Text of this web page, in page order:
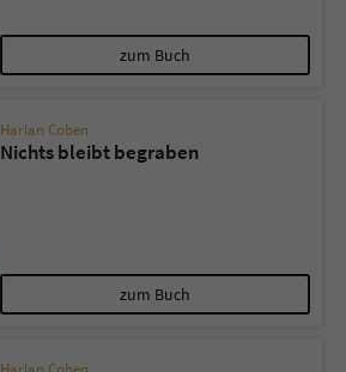
zum Buch
Harlan Coben
Nichts bleibt begraben
zum Buch